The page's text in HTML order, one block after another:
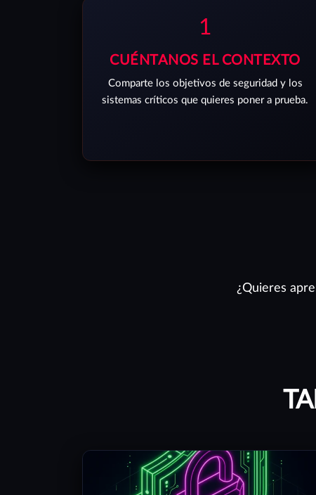
1
CUÉNTANOS EL CONTEXTO
Comparte los objetivos de seguridad y los
sistemas críticos que quieres poner a prueba.
¿Quieres